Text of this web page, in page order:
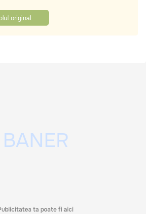
original
ta poate fi aici